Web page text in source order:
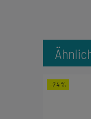
-24%